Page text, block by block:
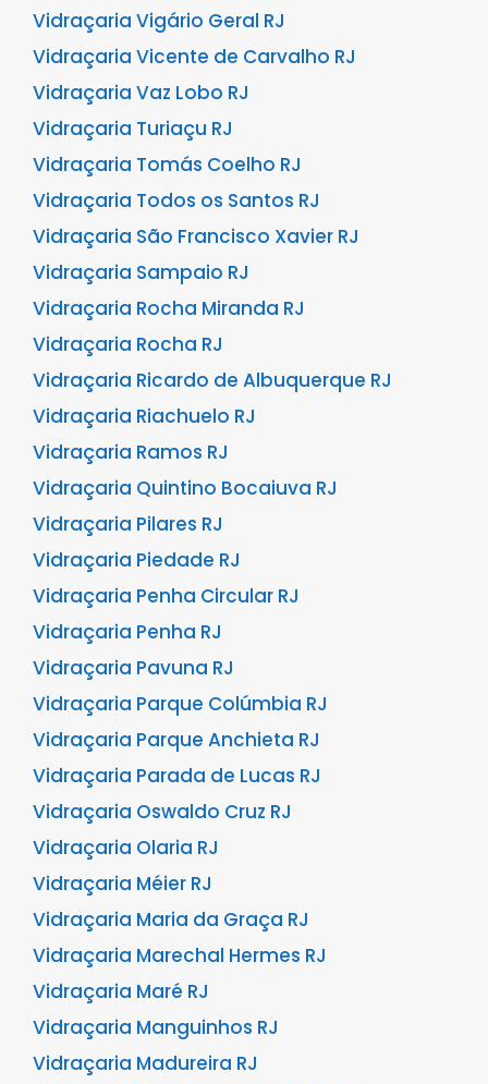
Vidraçaria Vigário Geral RJ
Vidraçaria Vicente de Carvalho RJ
Vidraçaria Vaz Lobo RJ
Vidraçaria Turiaçu RJ
Vidraçaria Tomás Coelho RJ
Vidraçaria Todos os Santos RJ
Vidraçaria São Francisco Xavier RJ
Vidraçaria Sampaio RJ
Vidraçaria Rocha Miranda RJ
Vidraçaria Rocha RJ
Vidraçaria Ricardo de Albuquerque RJ
Vidraçaria Riachuelo RJ
Vidraçaria Ramos RJ
Vidraçaria Quintino Bocaiuva RJ
Vidraçaria Pilares RJ
Vidraçaria Piedade RJ
Vidraçaria Penha Circular RJ
Vidraçaria Penha RJ
Vidraçaria Pavuna RJ
Vidraçaria Parque Colúmbia RJ
Vidraçaria Parque Anchieta RJ
Vidraçaria Parada de Lucas RJ
Vidraçaria Oswaldo Cruz RJ
Vidraçaria Olaria RJ
Vidraçaria Méier RJ
Vidraçaria Maria da Graça RJ
Vidraçaria Marechal Hermes RJ
Vidraçaria Maré RJ
Vidraçaria Manguinhos RJ
Vidraçaria Madureira RJ